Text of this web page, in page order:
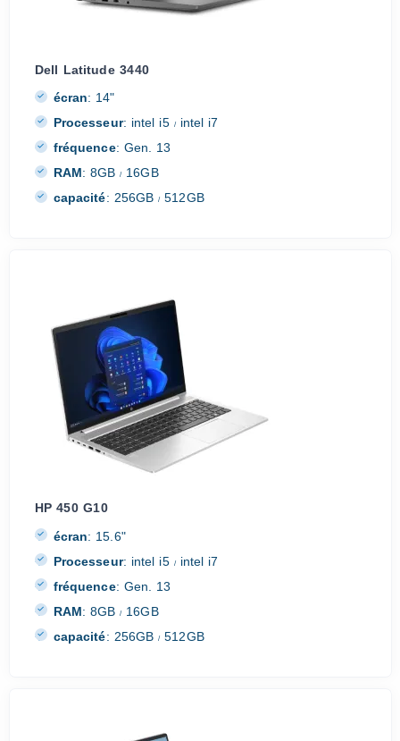
Dell Latitude 3440
écran: 14"
Processeur: intel i5 /intel i7
fréquence: Gen. 13
RAM: 8GB/ 16GB
capacité: 256GB/ 512GB
HP 450 G10
écran: 15.6"
Processeur: intel i5 /intel i7
fréquence: Gen. 13
RAM: 8GB/ 16GB
capacité: 256GB/ 512GB